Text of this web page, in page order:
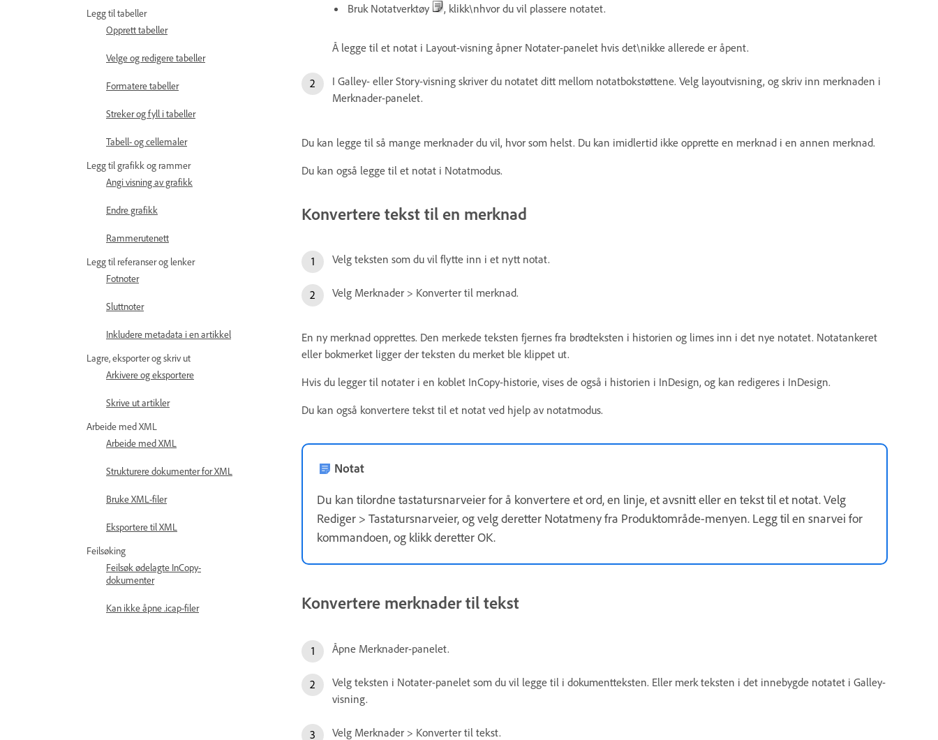
Legg til tabeller
Opprett tabeller
Velge og redigere tabeller
Formatere tabeller
Streker og fyll i tabeller
Tabell- og cellemaler
Legg til grafikk og rammer
Angi visning av grafikk
Endre grafikk
Rammerutenett
Legg til referanser og lenker
Fotnoter
Sluttnoter
Inkludere metadata i en artikkel
Lagre, eksporter og skriv ut
Arkivere og eksportere
Skrive ut artikler
Arbeide med XML
Arbeide med XML
Strukturere dokumenter for XML
Bruke XML-filer
Eksportere til XML
Feilsøking
Feilsøk ødelagte InCopy-
dokumenter
Kan ikke åpne .icap-filer
Bruk Notatverktøy
, klikk\nhvor du vil plassere notatet.
Å legge til et notat i Layout-visning åpner Notater-panelet hvis det\nikke allerede er åpent.
I Galley- eller Story-visning skriver du notatet ditt mellom notatbokstøttene. Velg layoutvisning, og skriv inn merknaden i
Merknader-panelet.
Du kan legge til så mange merknader du vil, hvor som helst. Du kan imidlertid ikke opprette en merknad i en annen merknad.
Du kan også legge til et notat i Notatmodus.
Konvertere tekst til en merknad
Velg teksten som du vil flytte inn i et nytt notat.
Velg Merknader > Konverter til merknad.
En ny merknad opprettes. Den merkede teksten fjernes fra brødteksten i historien og limes inn i det nye notatet. Notatankeret
eller bokmerket ligger der teksten du merket ble klippet ut.
Hvis du legger til notater i en koblet InCopy-historie, vises de også i historien i InDesign, og kan redigeres i InDesign.
Du kan også konvertere tekst til et notat ved hjelp av notatmodus.
Notat
Du kan tilordne tastatursnarveier for å konvertere et ord, en linje, et avsnitt eller en tekst til et notat. Velg
Rediger > Tastatursnarveier, og velg deretter Notatmeny fra Produktområde-menyen. Legg til en snarvei for
kommandoen, og klikk deretter OK.
Konvertere merknader til tekst
Åpne Merknader-panelet.
Velg teksten i Notater-panelet som du vil legge til i dokumentteksten. Eller merk teksten i det innebygde notatet i Galley-
visning.
Velg Merknader > Konverter til tekst.